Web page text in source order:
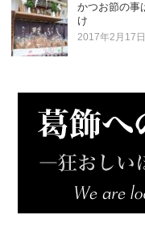
かつお節の事
け
2017年2月17